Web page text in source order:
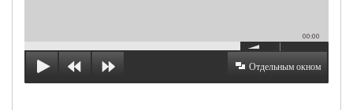
00:00
Отдельным окном